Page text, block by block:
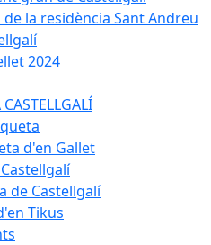
la residència Sant Andreu
2024
d'en Gallet
de Castellgalí
Tikus